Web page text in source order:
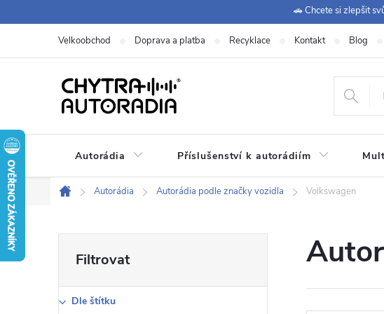
na
🚗 Chcete si zlepšit
Velkoobchod Doprava a platba Recyklace Kontakt Blog
Autorádia Příslušenství k autorádiím
Domů
Autorádia Autorádia podle značky vozidla Volkswagen
oDle štítku